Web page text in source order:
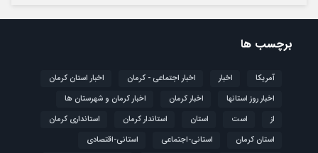
برچسب ها
آمریکا اخبار اخبار اجتماعی - کرمان
اخبار استان کرمان
اخبار روز استانها
اخبار کرمان
اخبار کرمان و شهرستان ها
از
است استان استاندار کرمان
استانداری کرمان
استان کرمان
استانی-اجتماعی
استانی-اقتصادی